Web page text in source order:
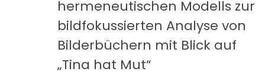
hermeneutischen Modells zur
bildfokussierten Analyse von
Bilderbüchern mit Blick auf
„Tina hat Mut“